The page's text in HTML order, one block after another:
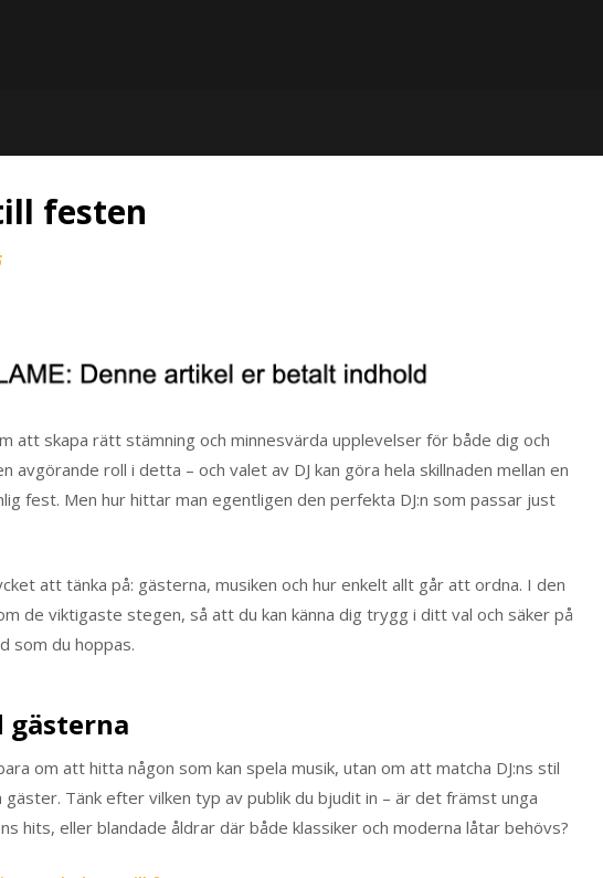
festen
att skapa rätt stämning och minnesvärda upplevelser för både dig och
avgörande roll i detta – och valet av DJ kan göra hela skillnaden mellan en
fest. Men hur hittar man egentligen den perfekta DJ:n som passar just
att tänka på: gästerna, musiken och hur enkelt allt går att ordna. I den
de viktigaste stegen, så att du kan känna dig trygg i ditt val och säker på
som du hoppas.
gästerna
om att hitta någon som kan spela musik, utan om att matcha DJ:ns stil
Tänk efter vilken typ av publik du bjudit in – är det främst unga
hits, eller blandade åldrar där både klassiker och moderna låtar behövs?